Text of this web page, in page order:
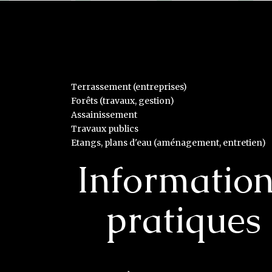
Terrassement (entreprises)
Forêts (travaux, gestion)
Assainissement
Travaux publics
Etangs, plans d'eau (aménagement, entretien)
pratiques